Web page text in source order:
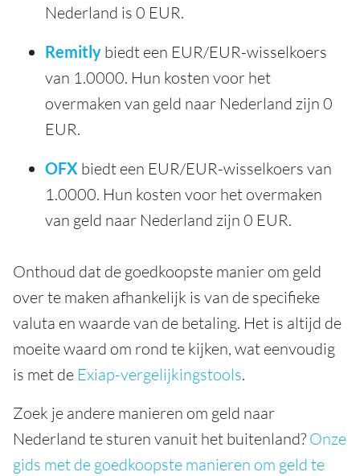
Nederland is 0 EUR.
Remitly biedt een EUR/EUR-wisselkoers
van 1.0000. Hun kosten voor het
overmaken van geld naar Nederland zijn 0
EUR.
OFX biedt een EUR/EUR-wisselkoers van
1.0000. Hun kosten voor het overmaken
van geld naar Nederland zijn 0 EUR.
Onthoud dat de goedkoopste manier om geld
over te maken afhankelijk is van de specifieke
valuta en waarde van de betaling. Het is altijd de
moeite waard om rond te kijken, wat eenvoudig
is met de Exiap-vergelijkingstools.
Zoek je andere manieren om geld naar
Nederland te sturen vanuit het buitenland? Onze
gids met de goedkoopste manieren om geld te